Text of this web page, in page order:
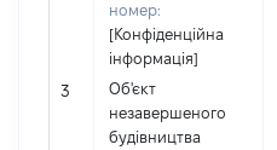
3
номер:
[Конфіденційна
інформація]
Об'єкт
незавершеного
будівництва